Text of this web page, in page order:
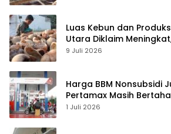
Luas Kebun dan
Utara Diklaim
Peluang Investasi
9 Juli 2026
Harga BBM Nonsubsidi
Pertamax Masih
1 Juli 2026